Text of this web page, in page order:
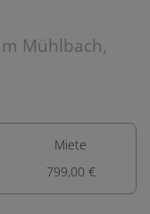
Mühlbach,
Miete
799,00 €